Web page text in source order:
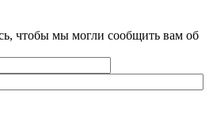
чтобы мы могли сообщить вам об